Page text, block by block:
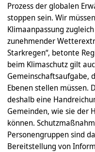
Prozess der globalen
stoppen sein. Wir
Klimaanpassung
zunehmender
Starkregen“, betonte
beim Klimaschutz gilt
Gemeinschaftsaufgabe,
Ebenen stellen müssen.
deshalb eine
Gemeinden, wie sie der
können.
Personengruppen sind
Bereitstellung von